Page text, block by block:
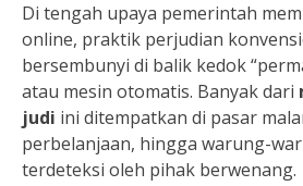
Di tengah upaya pemerintah
online, praktik perjudian
bersembunyi di balik kedok
atau mesin otomatis. Banyak dari
judi ini ditempatkan di pasar
perbelanjaan, hingga warung-
terdeteksi oleh pihak berwenang.